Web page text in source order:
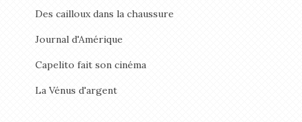
Des cailloux dans la chaussure
Journal d'Amérique
Capelito fait son cinéma
La Vénus d'argent